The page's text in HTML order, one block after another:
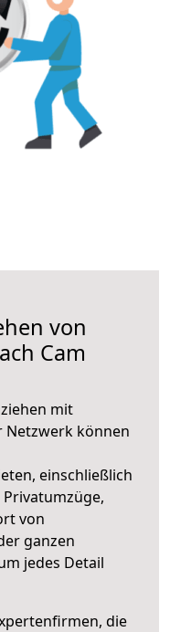
von
Cam
mit
Netzwerk können
einschließlich
von
ganzen
jedes Detail
die